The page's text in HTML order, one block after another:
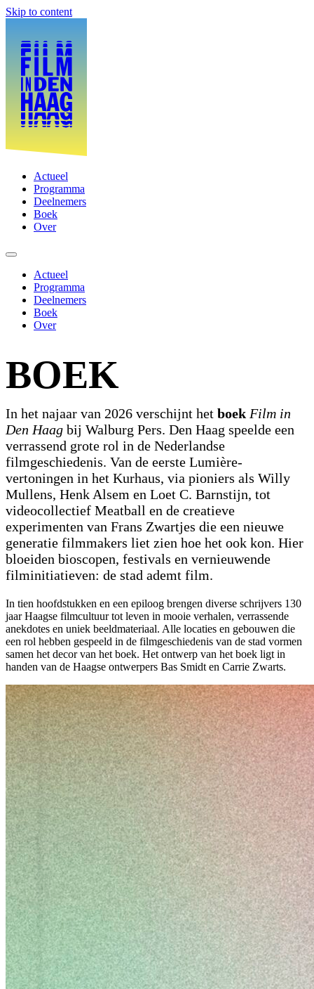
Skip to content
Actueel
Programma
Deelnemers
Boek
Over
Actueel
Programma
Deelnemers
Boek
Over
BOEK
In het najaar van 2026 verschijnt het boek Film in
Den Haag bij Walburg Pers. Den Haag speelde een
verrassend grote rol in de Nederlandse
filmgeschiedenis. Van de eerste Lumière-
vertoningen in het Kurhaus, via pioniers als Willy
Mullens, Henk Alsem en Loet C. Barnstijn, tot
videocollectief Meatball en de creatieve
experimenten van Frans Zwartjes die een nieuwe
generatie filmmakers liet zien hoe het ook kon. Hier
bloeiden bioscopen, festivals en vernieuwende
filminitiatieven: de stad ademt film.
In tien hoofdstukken en een epiloog brengen diverse schrijvers 130
jaar Haagse filmcultuur tot leven in mooie verhalen, verrassende
anekdotes en uniek beeldmateriaal. Alle locaties en gebouwen die
een rol hebben gespeeld in de filmgeschiedenis van de stad vormen
samen het decor van het boek. Het ontwerp van het boek ligt in
handen van de Haagse ontwerpers Bas Smidt en Carrie Zwarts.